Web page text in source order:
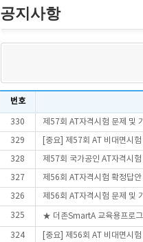
공지사항
번호
330 제57회 AT자격시험 문제 및
329 [중요] 제57회 AT 비대면시
328 제57회 국가공인 AT자격시
327 제56회 AT자격시험 확정답
326 제56회 AT자격시험 문제 및
325 ★ 더존SmartA 교육용프로
324 [중요] 제56회 AT 비대면시